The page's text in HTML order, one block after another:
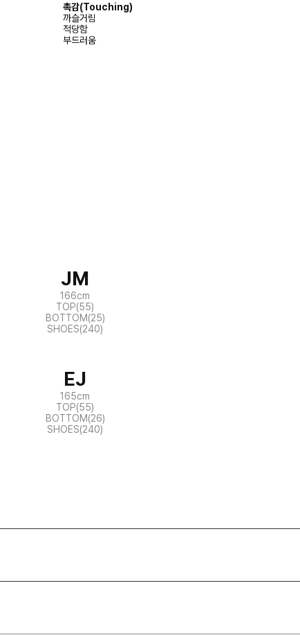
촉감(Touching)
까슬거림
적당함
부드러움
JM
166cm
TOP(55)
BOTTOM(25)
SHOES(240)
EJ
165cm
TOP(55)
BOTTOM(26)
SHOES(240)